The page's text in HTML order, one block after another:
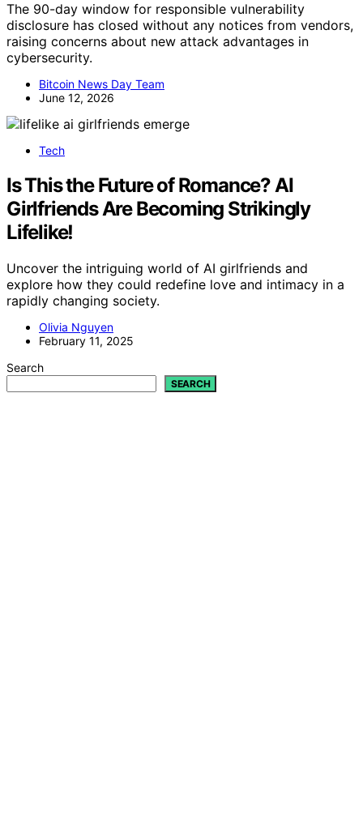
The 90-day window for responsible vulnerability
disclosure has closed without any notices from vendors,
raising concerns about new attack advantages in
cybersecurity.
Bitcoin News Day Team
June 12, 2026
Tech
Is This the Future of Romance? AI
Girlfriends Are Becoming Strikingly
Lifelike!
Uncover the intriguing world of AI girlfriends and
explore how they could redefine love and intimacy in a
rapidly changing society.
Olivia Nguyen
February 11, 2025
Search
SEARCH